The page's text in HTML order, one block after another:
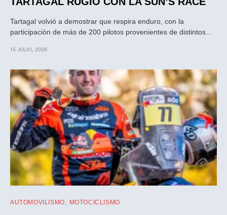
Tartagal volvió a demostrar que respira enduro, con la
participación de más de 200 pilotos provenientes de distintos…
15 JULIO, 2026
AUTOMOVILISMO MOTOCICLISMO